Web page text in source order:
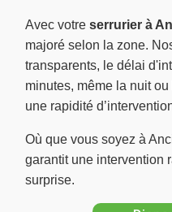
Avec votre serrurier à
majoré selon la zone.
transparents, le délai
minutes, même la nuit
une rapidité
Où que vous soyez à
garantit une intervention
surprise.